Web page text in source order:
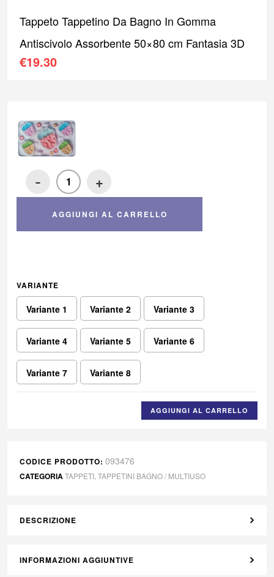
Tappeto Tappetino Da Bagno In Gomma
Antiscivolo Assorbente 50×80 cm Fantasia 3D
€19.30
- +
AGGIUNGI AL CARRELLO
VARIANTE
Variante 1 Variante 2 Variante 3
Variante 4 Variante 5 Variante 6
Variante 7 Variante 8
AGGIUNGI AL CARRELLO
CODICE PRODOTTO: 093476
CATEGORIATAPPETI TAPPETINI BAGNO / MULTIUSO
DESCRIZIONE
INFORMAZIONI AGGIUNTIVE